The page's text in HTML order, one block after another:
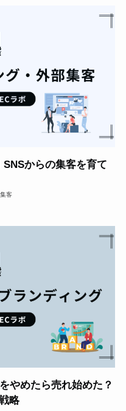
からの集客を育て
客
やめたら売れ始めた？
略